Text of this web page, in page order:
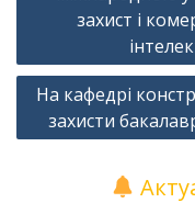
захист і
На кафедрі
захисти